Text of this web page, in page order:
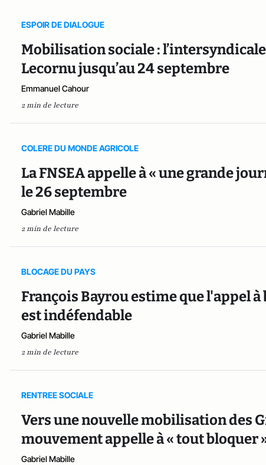
ESPOIR DE DIALOGUE
Mobilisation sociale :
Lecornu jusqu’au 24 septembre
Emmanuel Cahour
2 min de lecture
COLERE DU MONDE AGRICOLE
La FNSEA appelle à « une grande
le 26 septembre
Gabriel Mabille
2 min de lecture
BLOCAGE DU PAYS
François Bayrou estime que l'appel
est indéfendable
Gabriel Mabille
2 min de lecture
RENTREE SOCIALE
Vers une nouvelle mobilisation des
mouvement appelle à « tout bloquer
Gabriel Mabille